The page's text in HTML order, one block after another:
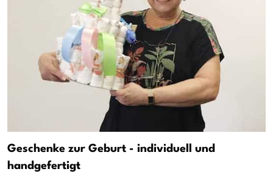
Geschenke zur Geburt - individuell und
handgefertigt